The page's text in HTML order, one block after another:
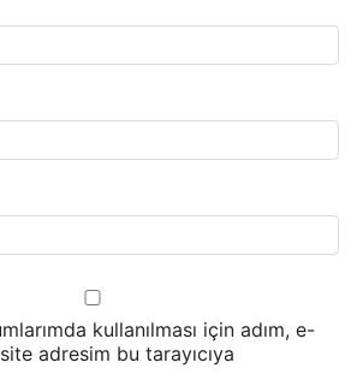
kullanılması için adım, e-
adresim bu tarayıcıya